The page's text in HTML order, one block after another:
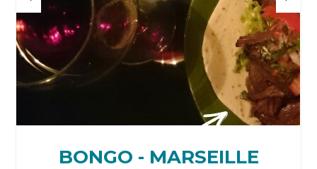
BONGO - MARSEILLE